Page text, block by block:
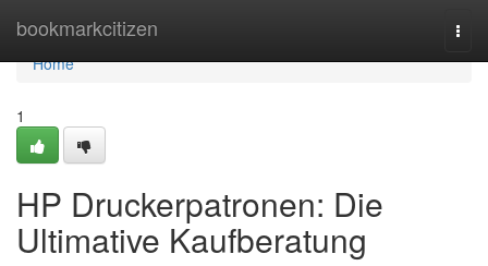
bookmarkcitizen
Home
Home
1
HP Druckerpatronen: Die
Ultimative Kaufberatung